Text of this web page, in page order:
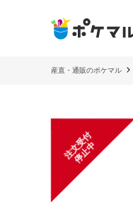
産直・通販のポケマル
注
文
受
付
停
止
中